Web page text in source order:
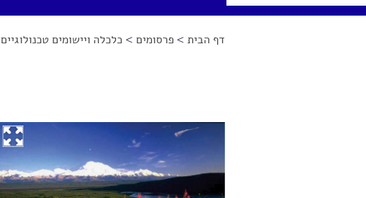
הינך נמצא כאן
דף הבית >פרסומים > כלכלה ויישומים טכנולוגיים